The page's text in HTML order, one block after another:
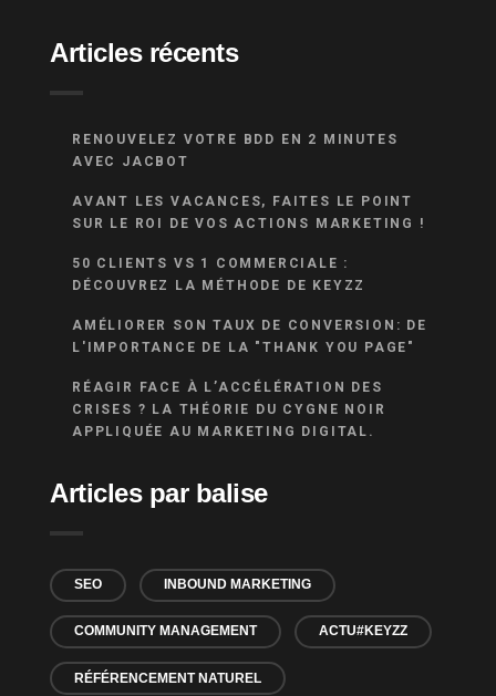
Articles récents
RENOUVELEZ VOTRE BDD EN 2 MINUTES
AVEC JACBOT
AVANT LES VACANCES, FAITES LE POINT
SUR LE ROI DE VOS ACTIONS MARKETING !
50 CLIENTS VS 1 COMMERCIALE :
DÉCOUVREZ LA MÉTHODE DE KEYZZ
AMÉLIORER SON TAUX DE CONVERSION: DE
L'IMPORTANCE DE LA "THANK YOU PAGE"
RÉAGIR FACE À L’ACCÉLÉRATION DES
CRISES ? LA THÉORIE DU CYGNE NOIR
APPLIQUÉE AU MARKETING DIGITAL.
Articles par balise
SEO INBOUND MARKETING
COMMUNITY MANAGEMENT ACTU#KEYZZ
RÉFÉRENCEMENT NATUREL